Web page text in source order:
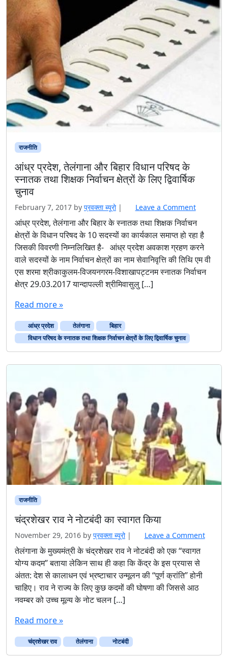
राजनीति
आंध्र प्रदेश, तेलंगाना और बिहार विधान परिषद के
स्नातक तथा शिक्षक निर्वाचन क्षेत्रों के लिए द्विवार्षिक
चुनाव
February 7, 2017 by प्रवक्‍ता ब्यूरो | Leave a Comment
आंध्र प्रदेश, तेलंगाना और बिहार के स्नातक तथा शिक्षक निर्वाचन
क्षेत्रों के विधान परिषद के 10 सदस्यों का कार्यकाल समाप्त हो रहा है
जिसकी विवरणी निम्नलिखित है- आंध्र प्रदेश अवकाश ग्रहण करने
वाले सदस्यों के नाम निर्वाचन क्षेत्रों का नाम सेवानिवृत्ति की तिथि एम वी
एस शरमा श्रीकाकुलम-विजयनगरम-विशाखापट्टनम स्नातक निर्वाचन
क्षेत्र 29.03.2017 यान्दापल्ली श्रीमिवासुलु […]
Read more »
आंध्र प्रदेश तेलंगाना
बिहार
विधान परिषद के स्नातक तथा शिक्षक निर्वाचन क्षेत्रों के लिए द्विवार्षिक चुनाव
राजनीति
चंद्रशेखर राव ने नोटबंदी का स्वागत किया
November 29, 2016 by प्रवक्‍ता ब्यूरो | Leave a Comment
तेलंगाना के मुख्यमंत्री के चंद्रशेखर राव ने नोटबंदी को एक ‘‘स्वागत
योग्य कदम’’ बताया लेकिन साथ ही कहा कि केंद्र के इस प्रयास से
अंतत: देश से कालाधन एवं भ्रष्टाचार उन्मूलन की ‘‘पूर्ण क्रांति’’ होनी
चाहिए। राव ने राज्य के लिए कुछ कदमों की घोषणा की जिससे आठ
नवम्बर को उच्च मूल्य के नोट चलन […]
Read more »
चंद्रशेखर राव तेलंगाना नोटबंदी